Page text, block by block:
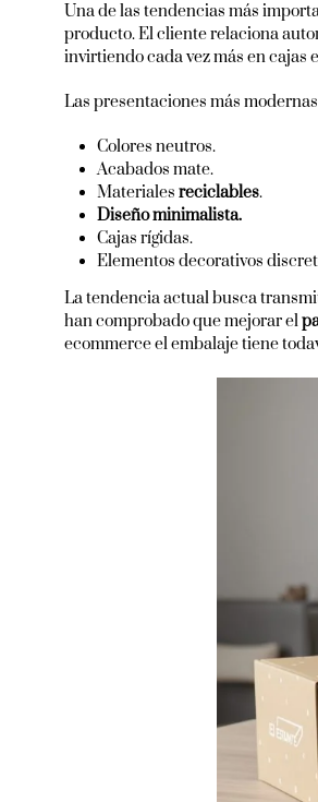
Una de las tendencias más
producto. El cliente relaciona
invirtiendo cada vez más en cajas
Las presentaciones más
Colores neutros.
Acabados mate.
Materialesreciclables.
Diseño minimalista.
Cajas rígidas.
Elementos decorativos
La tendencia actual busca
han comprobado que mejorar el
ecommerce el embalaje tiene